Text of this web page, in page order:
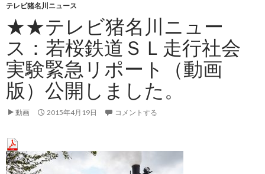
テレビ猪名川ニュース
★★テレビ猪名川ニュー
ス：若桜鉄道ＳＬ走行社会
実験緊急リポート（動画
版）公開しました。
動画 2015年4月19日 コメントする